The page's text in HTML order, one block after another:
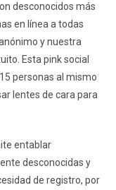
desconocidos más
en línea a todas
y nuestra
Esta pink social
personas al mismo
lentes de cara para
entablar
desconocidas y
de registro, por